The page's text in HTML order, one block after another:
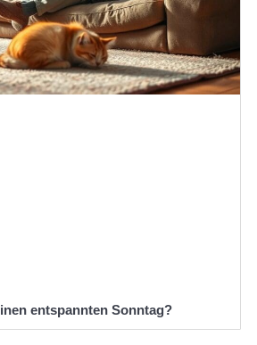
entspannten Sonntag?